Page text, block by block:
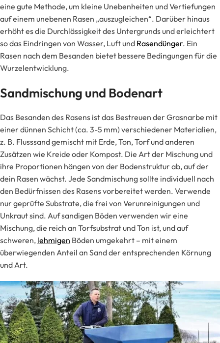
eine gute Methode, um kleine Unebenheiten und Vertiefungen
auf einem unebenen Rasen „auszugleichen“. Darüber hinaus
erhöht es die Durchlässigkeit des Untergrunds und erleichtert
so das Eindringen von Wasser, Luft und Rasendünger. Ein
Rasen nach dem Besanden bietet bessere Bedingungen für die
Wurzelentwicklung.
Sandmischung und Bodenart
Das Besanden des Rasens ist das Bestreuen der Grasnarbe mit
einer dünnen Schicht (ca. 3-5 mm) verschiedener Materialien,
z. B. Flusssand gemischt mit Erde, Ton, Torf und anderen
Zusätzen wie Kreide oder Kompost. Die Art der Mischung und
ihre Proportionen hängen von der Bodenstruktur ab, auf der
dein Rasen wächst. Jede Sandmischung sollte individuell nach
den Bedürfnissen des Rasens vorbereitet werden. Verwende
nur geprüfte Substrate, die frei von Verunreinigungen und
Unkraut sind. Auf sandigen Böden verwenden wir eine
Mischung, die reich an Torfsubstrat und Ton ist, und auf
schweren, lehmigen Böden umgekehrt – mit einem
überwiegenden Anteil an Sand der entsprechenden Körnung
und Art.